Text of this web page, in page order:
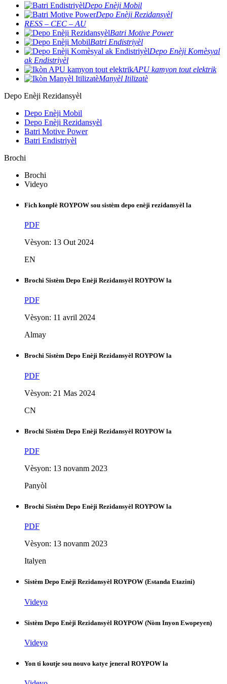
Depo Enèji Mobil
Depo Enèji Rezidansyèl
RESS – CEC – AU
Batri Motive Power
Batri Endistriyèl
Depo Enèji Komèsyal
ak Endistriyèl
APU kamyon tout elektrik
Manyèl Itilizatè
Depo Enèji Rezidansyèl
Depo Enèji Mobil
Depo Enèji Rezidansyèl
Batri Motive Power
Batri Endistriyèl
Brochi
Brochi
Videyo
Fich konplè ROYPOW sou sistèm depo enèji rezidansyèl la
PDF
Vèsyon: 13 Out 2024
EN
Brochi Sistèm Depo Enèji Rezidansyèl ROYPOW la
PDF
Vèsyon: 11 avril 2024
Almay
Brochi Sistèm Depo Enèji Rezidansyèl ROYPOW la
PDF
Vèsyon: 21 Mas 2024
CN
Brochi Sistèm Depo Enèji Rezidansyèl ROYPOW la
PDF
Vèsyon: 13 novanm 2023
Panyòl
Brochi Sistèm Depo Enèji Rezidansyèl ROYPOW la
PDF
Vèsyon: 13 novanm 2023
Italyen
Sistèm Depo Enèji Rezidansyèl ROYPOW (Estanda Etazini)
Videyo
Sistèm Depo Enèji Rezidansyèl ROYPOW (Nòm Inyon Ewopeyen)
Videyo
Yon ti koutje sou nouvo katye jeneral ROYPOW la